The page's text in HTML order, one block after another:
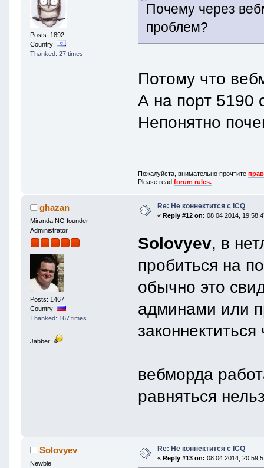
Posts: 1892
Country:
Thanked: 27 times
Почему через
проблем?
Потому что
А на порт 5190
Непонятно
Пожалуйста, внимательно прочтите
Please readforum rules.
ghazan
Miranda NG founder
Administrator
Posts: 1467
Country:
Thanked: 167 times
Jabber:
Re: Не коннектится с ICQ
« Reply #12 on: 08 04 2014,
Solovyev, в
пробиться на
обычно это
админами или
вебморда
равняться
Solovyev
Newbie
Re: Не коннектится с ICQ
« Reply #13 on: 08 04 2014,